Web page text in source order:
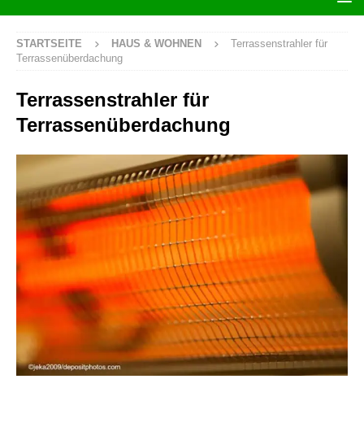
STARTSEITE HAUS & WOHNEN
Terrassenstrahler für
Terrassenüberdachung
Terrassenstrahler für
Terrassenüberdachung